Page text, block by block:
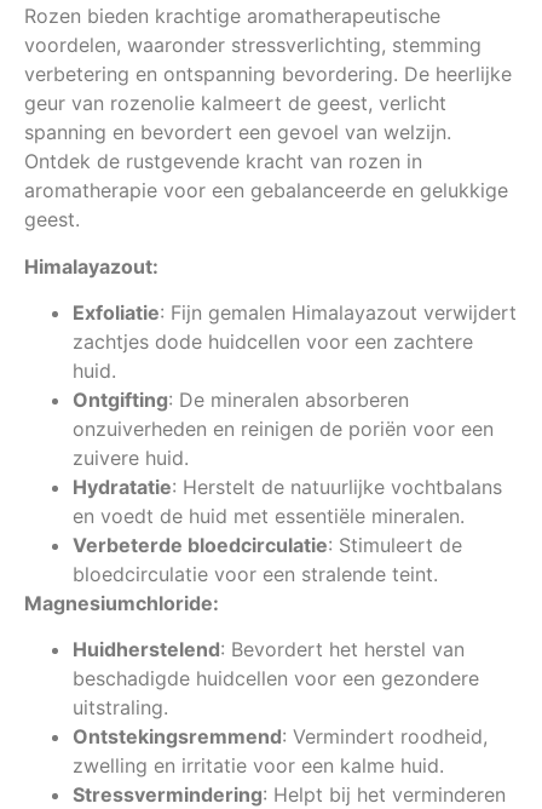
Rozen bieden krachtige aromatherapeutische
voordelen, waaronder stressverlichting, stemming
verbetering en ontspanning bevordering. De heerlijke
geur van rozenolie kalmeert de geest, verlicht
spanning en bevordert een gevoel van welzijn.
Ontdek de rustgevende kracht van rozen in
aromatherapie voor een gebalanceerde en gelukkige
geest.
Himalayazout:
Exfoliatie: Fijn gemalen Himalayazout verwijdert
zachtjes dode huidcellen voor een zachtere
huid.
Ontgifting: De mineralen absorberen
onzuiverheden en reinigen de poriën voor een
zuivere huid.
Hydratatie: Herstelt de natuurlijke vochtbalans
en voedt de huid met essentiële mineralen.
Verbeterde bloedcirculatie: Stimuleert de
bloedcirculatie voor een stralende teint.
Magnesiumchloride:
Huidherstelend: Bevordert het herstel van
beschadigde huidcellen voor een gezondere
uitstraling.
Ontstekingsremmend: Vermindert roodheid,
zwelling en irritatie voor een kalme huid.
Stressvermindering: Helpt bij het verminderen